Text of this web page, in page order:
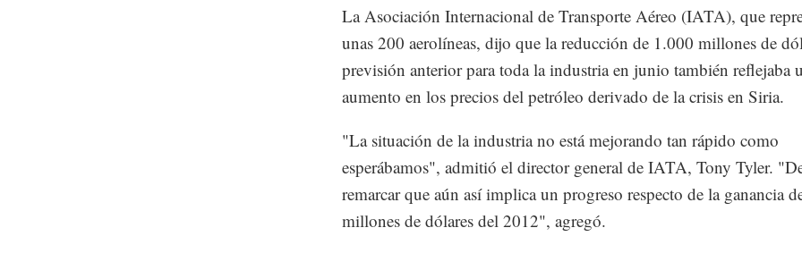
La Asociación Internacional de Transporte Aéreo (IATA), que
unas 200 aerolíneas, dijo que la reducción de 1.000 millones de
previsión anterior para toda la industria en junio también reflejaba
aumento en los precios del petróleo derivado de la crisis en Siria.
"La situación de la industria no está mejorando tan rápido como
esperábamos", admitió el director general de IATA, Tony Tyler.
remarcar que aún así implica un progreso respecto de la ganancia
millones de dólares del 2012", agregó.